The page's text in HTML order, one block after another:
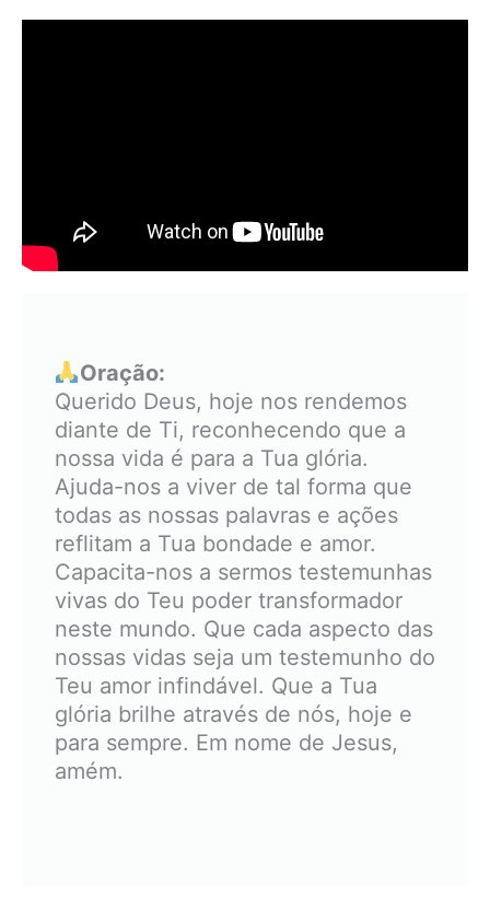
Oração:
Querido Deus, hoje nos rendemos
diante de Ti, reconhecendo que a
nossa vida é para a Tua glória.
Ajuda-nos a viver de tal forma que
todas as nossas palavras e ações
reflitam a Tua bondade e amor.
Capacita-nos a sermos testemunhas
vivas do Teu poder transformador
neste mundo. Que cada aspecto das
nossas vidas seja um testemunho do
Teu amor infindável. Que a Tua
glória brilhe através de nós, hoje e
para sempre. Em nome de Jesus,
amém.